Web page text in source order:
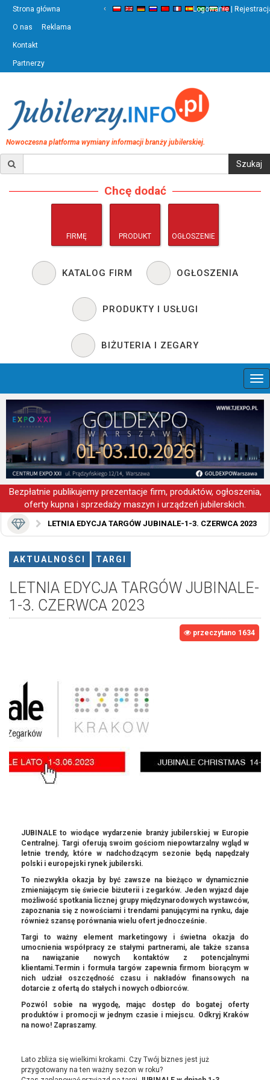
Strona główna
O nas Reklama
Kontakt
Partnerzy
‹ ›
Logowanie |
Nowoczesna platforma wymiany informacji branży jubilerskiej.
Chcę dodać
FIRMĘ PRODUKT OGŁOSZENIE
KATALOG FIRM OGŁOSZENIA
PRODUKTY I USŁUGI
BIŻUTERIA I ZEGARY
Bezpłatnie publikujemy prezentacje firm, produktów, ogłoszenia,
oferty kupna i sprzedaży maszyn i urządzeń jubilerskich.
LETNIA EDYCJA TARGÓW JUBINALE-1-3. CZERWCA 2023
AKTUALNOŚCI TARGI
LETNIA EDYCJA TARGÓW JUBINALE-
1-3. CZERWCA 2023
przeczytano 1634
JUBINALE to wiodące wydarzenie branży jubilerskiej w Europie
Centralnej. Targi oferują swoim gościom niepowtarzalny wgląd w
letnie trendy, które w nadchodzącym sezonie będą napędzały
polski i europejski rynek jubilerski.
To niezwykła okazja by być zawsze na bieżąco w dynamicznie
zmieniającym się świecie biżuterii i zegarków. Jeden wyjazd daje
możliwość spotkania licznej grupy międzynarodowych wystawców,
zapoznania się z nowościami i trendami panującymi na rynku, daje
również szansę porównania wielu ofert jednocześnie.
Targi to ważny element marketingowy i świetna okazja do
umocnienia współpracy ze stałymi partnerami, ale także szansa
na nawiązanie nowych kontaktów z potencjalnymi
klientami.Termin i formuła targów zapewnia firmom biorącym w
nich udział oszczędność czasu i nakładów finansowych na
dotarcie z ofertą do stałych i nowych odbiorców.
Pozwól sobie na wygodę, mając dostęp do bogatej oferty
produktów i promocji w jednym czasie i miejscu. Odkryj Kraków
na nowo! Zapraszamy.
Lato zbliża się wielkimi krokami. Czy Twój biznes jest już
przygotowany na ten ważny sezon w roku?